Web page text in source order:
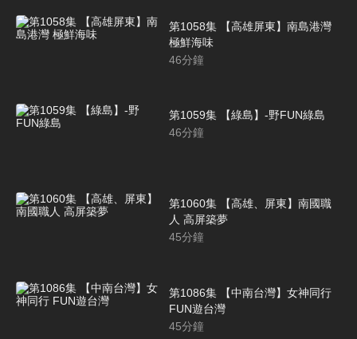
第1058集 【高雄屏東】南島港灣
極鮮海味
46分鐘
第1059集 【綠島】-野FUN綠島
46分鐘
第1060集 【高雄、屏東】南國職
人 高屏築夢
45分鐘
第1086集 【中南台灣】女神同行
FUN遊台灣
45分鐘